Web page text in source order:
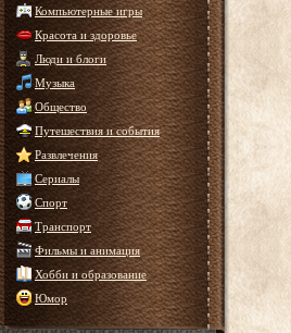
Компьютерные игры
Красота и здоровье
Люди и блоги
Музыка
Общество
Путешествия и события
Развлечения
Сериалы
Спорт
Транспорт
Фильмы и анимация
Хобби и образование
Юмор